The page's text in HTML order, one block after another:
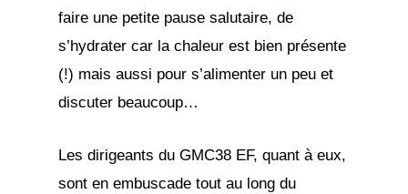
faire une petite pause salutaire, de
s’hydrater car la chaleur est bien présente
(!) mais aussi pour s’alimenter un peu et
discuter beaucoup…
Les dirigeants du GMC38 EF, quant à eux,
sont en embuscade tout au long du